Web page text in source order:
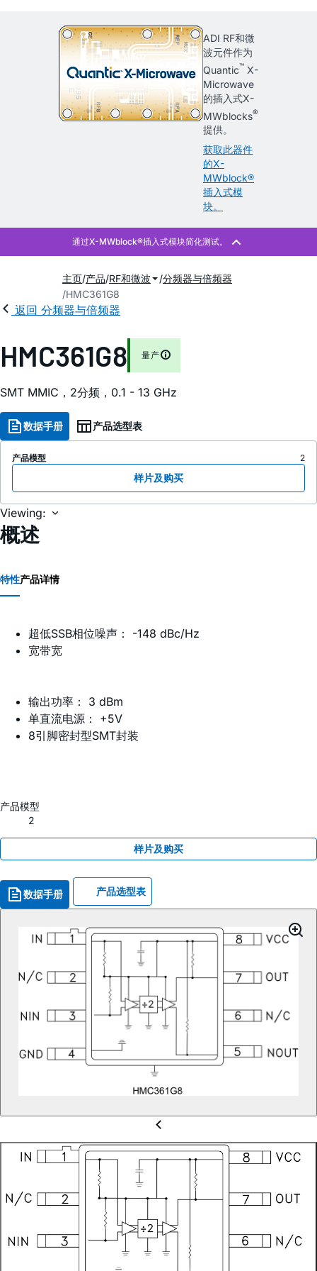
ADI RF和微
波元件作为
Quantic™ X-
Microwave
的插入式X-
MWblocks®
提供。
获取此器件
的X-
MWblock®
插入式模
块。
主页 产品 RF和微波
分频器与倍频器
HMC361G8
返回 分频器与倍频器
HMC361G8 量产
SMT MMIC，2分频，0.1 - 13 GHz
数据手册 产品选型表
产品模型 2
样片及购买
Viewing:
概述
特性产品详情
超低SSB相位噪声： -148 dBc/Hz
宽带宽
输出功率： 3 dBm
单直流电源： +5V
8引脚密封型SMT封装
产品模型
2
样片及购买
数据手册 产品选型表